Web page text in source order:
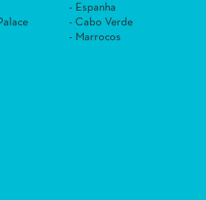
- Espanha
- Cabo Verde
- Marrocos